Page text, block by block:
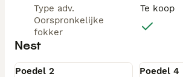
Type adv.
Te koop
Oorspronkelijke
fokker
Nest
Poedel 2 Poedel 4